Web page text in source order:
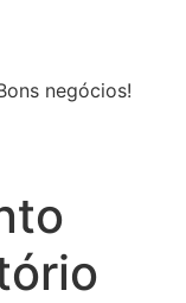
negócios!